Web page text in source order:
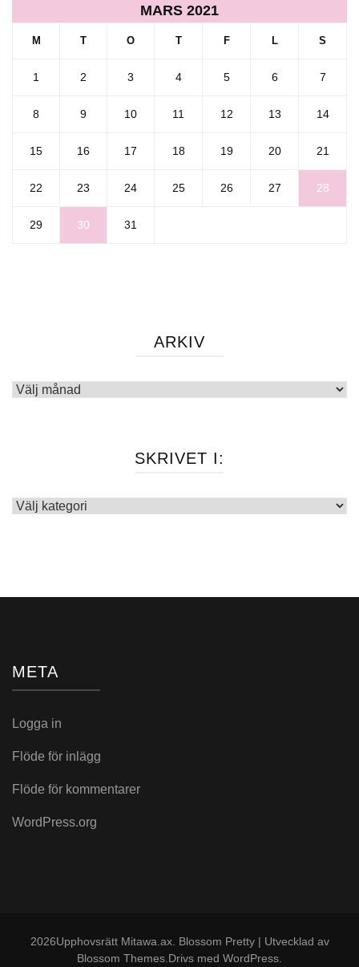
MARS 2021
M T O T F L S
1 2 3 4 5 6 7
8 9 10 11 12 13 14
15 16 17 18 19 20 21
22 23 24 25 26 27 28
29 30 31
ARKIV
Arkiv
SKRIVET I:
Skrivet
META
Logga in
Flöde för inlägg
Flöde för kommentarer
WordPress.org
2026Upphovsrätt Mitawa.ax. Blossom Pretty | Utvecklad av
Blossom Themes .Drivs med WordPress